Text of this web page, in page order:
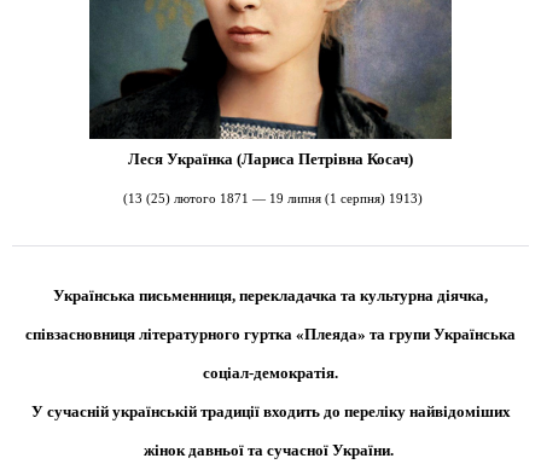
Леся Українка (Лариса Петрівна Косач)
(13 (25) лютого 1871 — 19 липня (1 серпня) 1913)
Українська письменниця, перекладачка та культурна діячка,
співзасновниця літературного гуртка «Плеяда» та групи Українська
соціал-демократія.
У сучасній українській традиції входить до переліку найвідоміших
жінок давньої та сучасної України.